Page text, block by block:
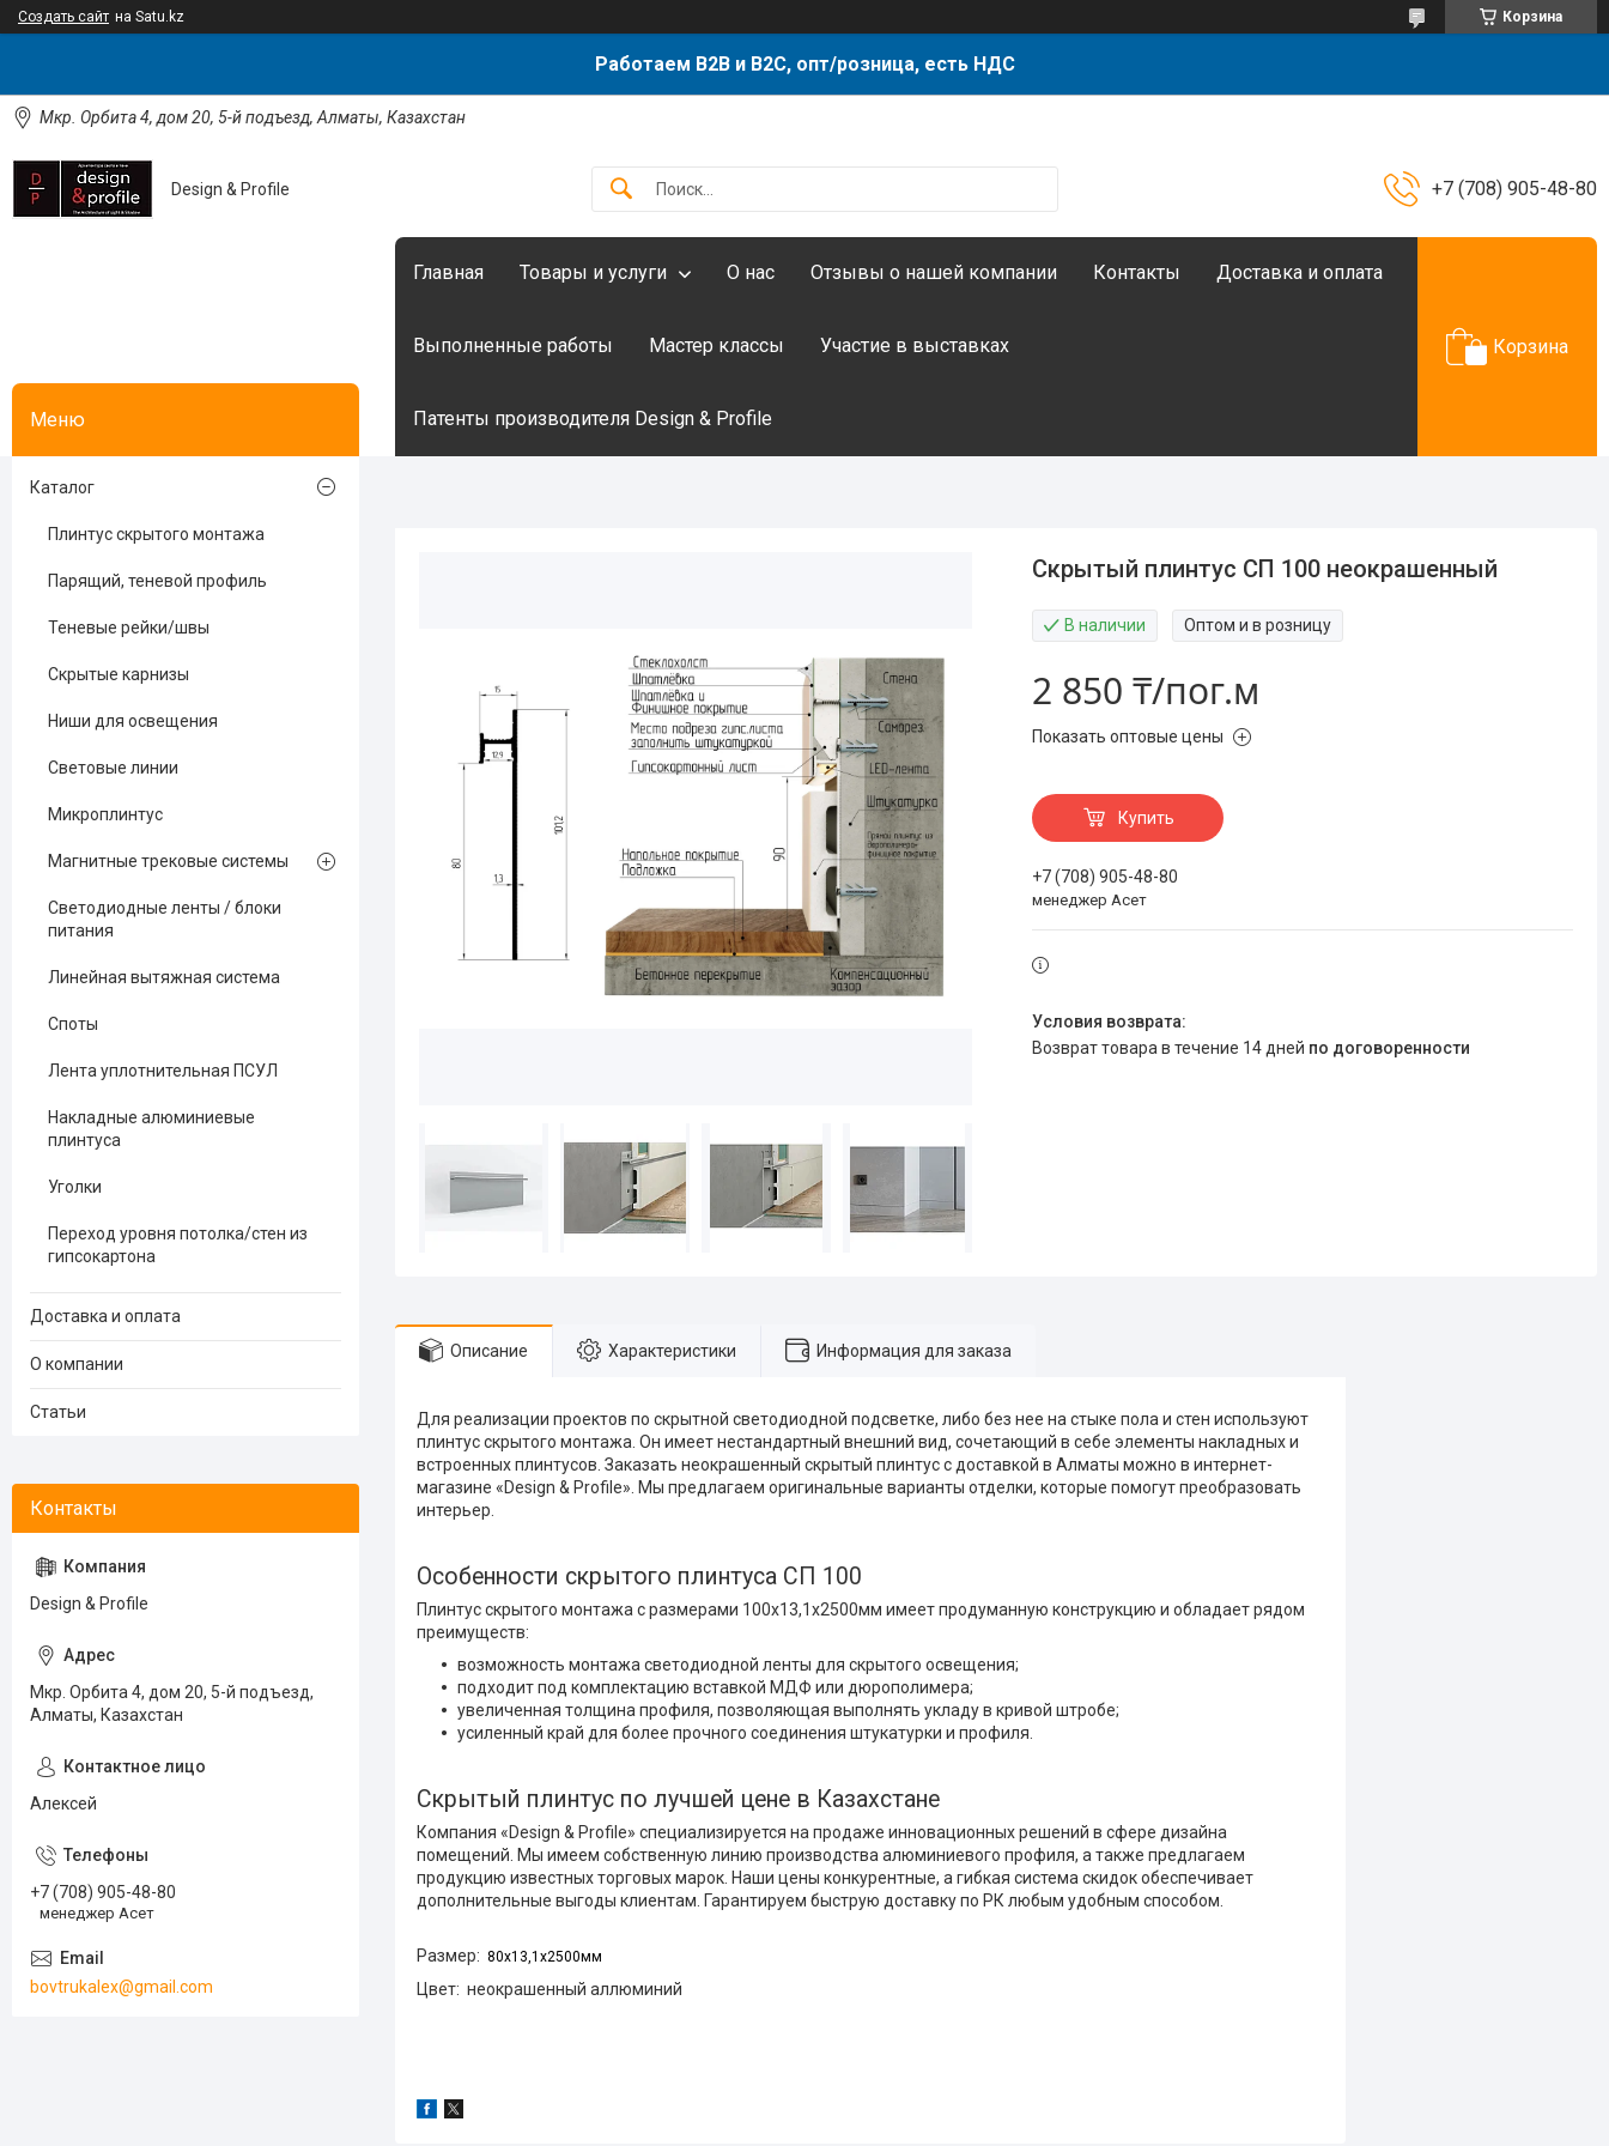
Создать сайт на Satu.kz Корзина
Работаем B2B и B2C, опт/розница, есть НДС
Мкр. Орбита 4, дом 20, 5-й подъезд, Алматы, Казахстан
Design & Profile +7 (708) 905-48-80
Главная Товары и услуги О нас Отзывы о нашей компании Контакты Доставка и оплата
Выполненные работы Мастер классы Участие в выставках
Патенты производителя Design & Profile
Корзина
Скрытый плинтус СП 100 неокрашенный
В наличии Оптом и в розницу
2 850 ₸/пог.м
Показать оптовые цены
Купить
+7 (708) 905-48-80
менеджер Асет
возврат товара в течение 14 дней по договоренности
Описание Характеристики Информация для заказа
Для реализации проектов по скрытной светодиодной подсветке, либо без нее на стыке пола и стен используют
плинтус скрытого монтажа. Он имеет нестандартный внешний вид, сочетающий в себе элементы накладных и
встроенных плинтусов. Заказать неокрашенный скрытый плинтус с доставкой в Алматы можно в интернет-
магазине «Design & Profile». Мы предлагаем оригинальные варианты отделки, которые помогут преобразовать
интерьер.
Особенности скрытого плинтуса СП 100
Плинтус скрытого монтажа с размерами 100х13,1х2500мм имеет продуманную конструкцию и обладает рядом
преимуществ:
возможность монтажа светодиодной ленты для скрытого освещения;
подходит под комплектацию вставкой МДФ или дюрополимера;
увеличенная толщина профиля, позволяющая выполнять укладу в кривой штробе;
усиленный край для более прочного соединения штукатурки и профиля.
Скрытый плинтус по лучшей цене в Казахстане
Компания «Design & Profile» специализируется на продаже инновационных решений в сфере дизайна
помещений. Мы имеем собственную линию производства алюминиевого профиля, а также предлагаем
продукцию известных торговых марок. Наши цены конкурентные, а гибкая система скидок обеспечивает
дополнительные выгоды клиентам. Гарантируем быструю доставку по РК любым удобным способом.
Размер: 80х13,1х2500мм
Цвет: неокрашенный аллюминий
Каталог
Плинтус скрытого монтажа
Парящий, теневой профиль
Теневые рейки/швы
Скрытые карнизы
Ниши для освещения
Световые линии
Микроплинтус
Магнитные трековые системы
Светодиодные ленты / блоки
питания
Линейная вытяжная система
Споты
Лента уплотнительная ПСУЛ
Накладные алюминиевые
плинтуса
Уголки
Переход уровня потолка/стен из
гипсокартона
Доставка и оплата
О компании
Статьи
Design & Profile
Мкр. Орбита 4, дом 20, 5-й подъезд,
Алматы, Казахстан
Алексей
+7 (708) 905-48-80
менеджер Асет
bovtrukalex@gmail.com